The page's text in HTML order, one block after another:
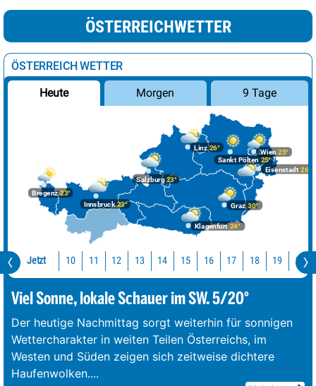
ÖSTERREICHWETTER
ÖSTERREICH WETTER
Heute Morgen 9 Tage
Bregenz23°
Graz30°
Innsbruck23°
Klagenfurt 24°
Linz26°
Salzburg23°
Wien 25°
Eisenstadt 26°
Sankt Pölten 25°
Jetzt 10 11 12 13 14 15 16 17 18 19 20
Viel Sonne, lokale Schauer im SW. 5/20°
Der heutige Nachmittag sorgt weiterhin für sonnigen
Wettercharakter in weiten Teilen Österreichs, im
Westen und Süden zeigen sich zeitweise dichtere
Haufenwolken....